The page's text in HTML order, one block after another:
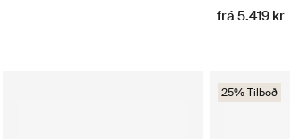
frá 5.419 kr
25% Tilboð